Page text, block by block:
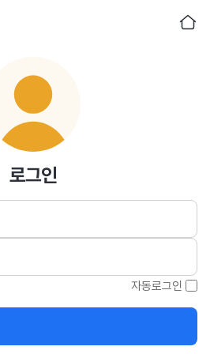
로그인
자동로그인